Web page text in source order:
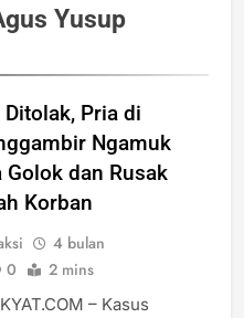
Yusup
Ditolak, Pria di
Ngamuk
Golok dan Rusak
Korban
4 bulan
0 2 mins
– Kasus